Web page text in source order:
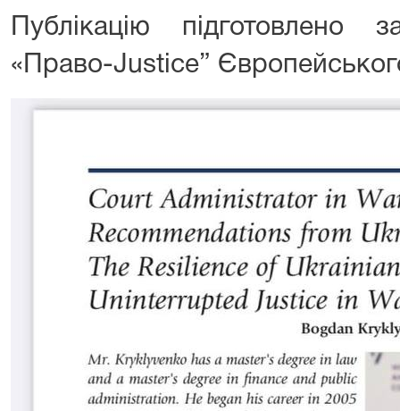
Публікацію підготовлено
«Право-Justice”